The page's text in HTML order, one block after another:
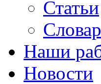
Статьи
Наши
Новости